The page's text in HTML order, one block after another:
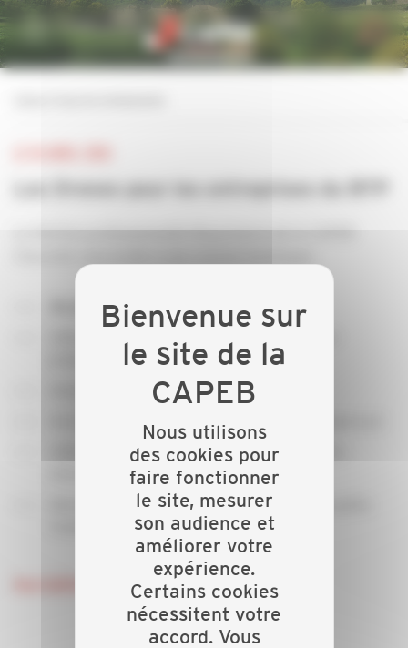
La Section professionnelle Maçonnerie de la CAPEB
Au programme :
préparer vos interventions
Analyser le bâtiment
Accéder aux toits difficiles d'accès (ou dangereux)
Utiliser un drone pour traiter et nettoyer les
Identifier les fuites d'énergie par thermographie
(isolation, capteurs solaires, etc...)
Personnaliser la gestion des cookies
Nous utilisons
des cookies pour
faire fonctionner
le site, mesurer
son audience et
améliorer votre
expérience.
Certains cookies
nécessitent votre
accord. Vous